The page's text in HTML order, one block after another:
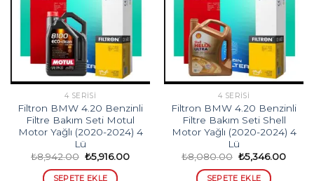
4 SERISI
Filtron BMW 4.20 Benzinli
Filtre Bakım Seti Motul
Motor Yağlı (2020-2024) 4
Lü
₺8,942.00 Orijinal
fiyat:
₺8,942.00.
₺5,916.00Şu
SEPETE EKLE
4 SERISI
Filtron BMW 4.20 Benzinli
Filtre Bakım Seti Shell
Motor Yağlı (2020-2024) 4
Lü
₺8,080.00 Orijinal
fiyat:
₺8,080.00.
₺5,346.00Şu
SEPETE EKLE